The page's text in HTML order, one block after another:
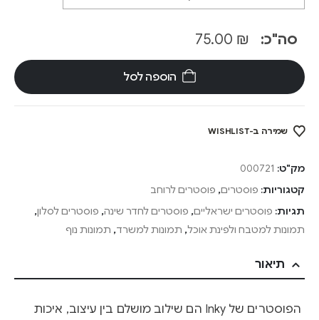
סה"כ: ₪
הוספה לסל
שמירה ב-WISHLIST
מק"ט: 000721
קטגוריות: פוסטרים, פוסטרים לרוחב
תגיות: פוסטרים ישראליים, פוסטרים לחדר שינה, פוסטרים לסלון,
תמונות למטבח ולפינת אוכל, תמונות למשרד, תמונות נוף
תיאור
הפוסטרים של Inky הם שילוב מושלם בין עיצוב, איכות